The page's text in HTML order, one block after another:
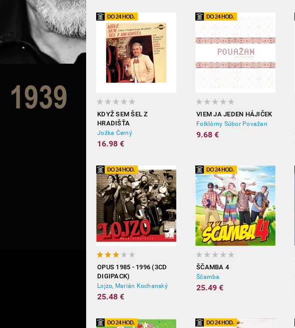
KDYŽ SEM ŠEL Z
HRADIŠŤA
Jožka Černý
16.98 €
VIEM JA JEDEN HÁJIČEK
Folklórny Súbor Považan
9.68 €
OPUS 1985 - 1996 (3CD
DIGIPACK)
Lojzo, Marián Kochanský
25.48 €
ŠČAMBA 4
Ščamba
25.49 €